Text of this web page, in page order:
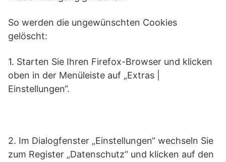
So werden die ungewünschten Cookies
gelöscht:
1. Starten Sie Ihren Firefox-Browser und klicken
oben in der Menüleiste auf „Extras |
Einstellungen“.
2. Im Dialogfenster „Einstellungen“ wechseln Sie
zum Register „Datenschutz“ und klicken auf den